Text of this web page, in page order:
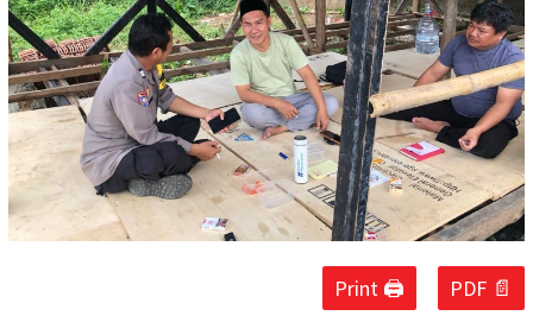
Print 🖨 PDF 📄